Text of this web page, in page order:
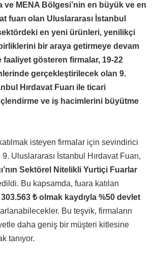
ve MENA Bölgesi’nin en büyük ve en
fuarı olan Uluslararası İstanbul
sektördeki en yeni ürünleri, yenilikçi
bir araya getirmeye devam
faaliyet gösteren firmalar, 19-22
gerçekleştirilecek olan 9.
Hırdavat Fuarı ile ticari
ve iş hacimlerini büyütme
katılmak isteyen firmalar için sevindirici
Uluslararası İstanbul Hırdavat Fuarı,
Sektörel Nitelikli Yurtiçi Fuarlar
Bu kapsamda, fuara katılan
₺ olmak kaydıyla %50 devlet
Bu teşvik, firmaların
daha geniş bir müşteri kitlesine
tanıyor.